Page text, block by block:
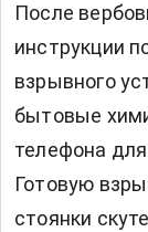
После
инструкции
взрывного
бытовые
телефона
Готовую
стоянки